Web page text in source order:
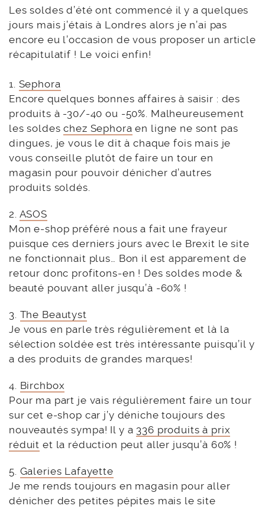
Les soldes d’été ont commencé il y a quelques
jours mais j’étais à Londres alors je n’ai pas
encore eu l’occasion de vous proposer un article
récapitulatif ! Le voici enfin!
1. Sephora
Encore quelques bonnes affaires à saisir : des
produits à -30/-40 ou -50%. Malheureusement
les soldeschez Sephora en ligne ne sont pas
dingues, je vous le dit à chaque fois mais je
vous conseille plutôt de faire un tour en
magasin pour pouvoir dénicher d’autres
produits soldés.
2. ASOS
Mon e-shop préféré nous a fait une frayeur
puisque ces derniers jours avec le Brexit le site
ne fonctionnait plus… Bon il est apparement de
retour donc profitons-en ! Des soldes mode &
beauté pouvant aller jusqu’à -60% !
3. The Beautyst
Je vous en parle très régulièrement et là la
sélection soldée est très intéressante puisqu’il y
a des produits de grandes marques!
4. Birchbox
Pour ma part je vais régulièrement faire un tour
sur cet e-shop car j’y déniche toujours des
nouveautés sympa! Il y a 336 produits à prix
réduit et la réduction peut aller jusqu’à 60% !
5. Galeries Lafayette
Je me rends toujours en magasin pour aller
dénicher des petites pépites mais le site